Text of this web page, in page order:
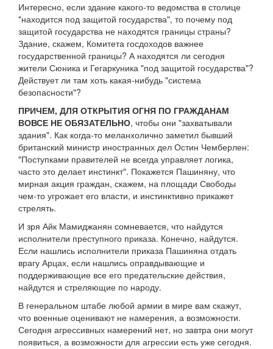
Интересно, если здание какого-то ведомства в столице
"находится под защитой государства", то почему под
защитой государства не находятся границы страны?
Здание, скажем, Комитета госдоходов важнее
государственной границы? А находятся ли сегодня
жители Сюника и Гегаркуника "под защитой государства"?
Действует ли там хоть какая-нибудь "система
безопасности"?
ПРИЧЕМ, ДЛЯ ОТКРЫТИЯ ОГНЯ ПО ГРАЖДАНАМ
ВОВСЕ НЕ ОБЯЗАТЕЛЬНО, чтобы они "захватывали
здания". Как когда-то меланхолично заметил бывший
британский министр иностранных дел Остин Чемберлен:
"Поступками правителей не всегда управляет логика,
часто это делает инстинкт". Покажется Пашиняну, что
мирная акция граждан, скажем, на площади Свободы
чем-то угрожает его власти, и инстинктивно прикажет
стрелять.
И зря Айк Мамиджанян сомневается, что найдутся
исполнители преступного приказа. Конечно, найдутся.
Если нашлись исполнители приказа Пашиняна отдать
врагу Арцах, если нашлись оправдывающие и
поддерживающие все его предательские действия,
найдутся и стреляющие по народу.
В генеральном штабе любой армии в мире вам скажут,
что военные оценивают не намерения, а возможности.
Сегодня агрессивных намерений нет, но завтра они могут
появиться, а возможности для агрессии есть уже сегодня.